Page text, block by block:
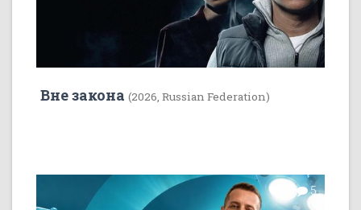
Вне закона (2026, Russian Federation)
7 5